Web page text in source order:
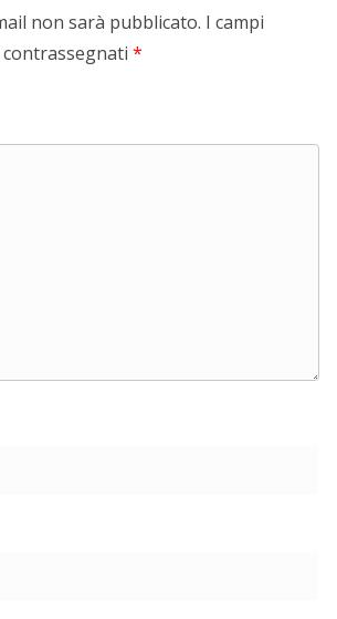
non sarà pubblicato. I campi
*